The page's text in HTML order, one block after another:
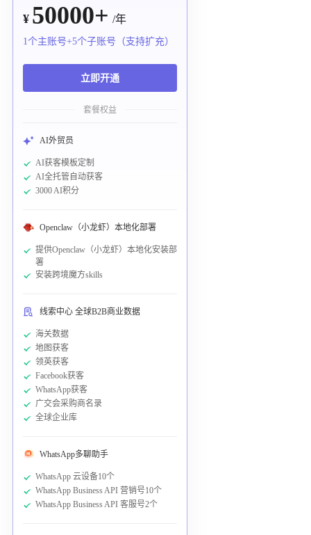
¥ 50000+ /年
1个主账号+5个子账号（支持扩充）
立即开通
套餐权益
AI外贸员
AI获客模板定制
AI全托管自动获客
3000 AI积分
Openclaw（小龙虾）本地化部署
提供Openclaw（小龙虾）本地化安装部
署
安装跨境魔方skills
线索中心 全球B2B商业数据
海关数据
地图获客
领英获客
Facebook获客
WhatsApp获客
广交会采购商名录
全球企业库
WhatsApp多聊助手
WhatsApp 云设备10个
WhatsApp Business API 营销号10个
WhatsApp Business API 客服号2个